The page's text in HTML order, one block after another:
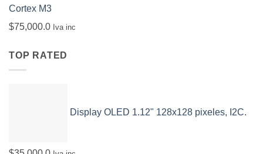
Cortex M3
$75,000.0 Iva inc
TOP RATED
Display OLED 1.12" 128x128 pixeles, I2C.